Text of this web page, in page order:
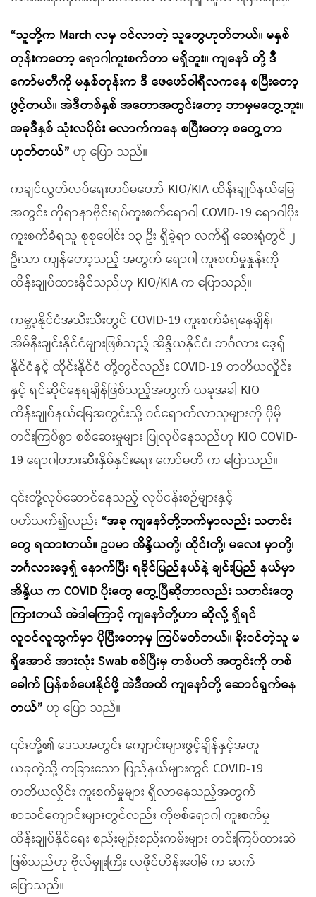
“သူတို့က March လမှ ဝင်လာတဲ့ သူတွေဟုတ်တယ်။ မနှစ်
တုန်းကတော့ ရောဂါကူးစက်တာ မရှိဘူး။ ကျနော် တို့ ဒီ
ကော်မတီကို မနှစ်တုန်းက ဒီ ဖေဖော်ဝါရီလကနေ စပြီးတော့
ဖွင့်တယ်။ အဲဒီတစ်နှစ် အတောအတွင်းတော့ ဘာမှမတွေ့ဘူး။
အခုဒီနှစ် သုံးလပိုင်း လောက်ကနေ စပြီးတော့ စတွေ့တာ
ဟုတ်တယ်” ဟု ပြော သည်။
ကချင်လွတ်လပ်ရေးတပ်မတော် KIO/KIA ထိန်းချုပ်နယ်မြေ
အတွင်း ကိုရာနာဗိုင်းရပ်ကူးစက်ရောဂါ COVID-19 ရောဂါပိုး
ကူးစက်ခံရသူ စုစုပေါင်း ၁၃ ဦး ရှိခဲ့ရာ လက်ရှိ ဆေးရုံတွင် ၂
ဦးသာ ကျန်တော့သည့် အတွက် ရောဂါ ကူးစက်မှုနှုန်းကို
ထိန်းချုပ်ထားနိုင်သည်ဟု KIO/KIA က ပြောသည်။
ကမ္ဘာ့နိုင်ငံအသီးသီးတွင် COVID-19 ကူးစက်ခံရနေချိန်၊
အိမ်နီးချင်းနိုင်ငံများဖြစ်သည့် အိန္ဒိယနိုင်ငံ၊ ဘင်္ဂလား ဒေ့ရှ်
နိုင်ငံနင့် ထိုင်းနိုင်ငံ တို့တွင်လည်း COVID-19 တတိယလှိုင်း
နှင့် ရင်ဆိုင်နေရချိန်ဖြစ်သည့်အတွက် ယခုအခါ KIO
ထိန်းချုပ်နယ်မြေအတွင်းသို့ ဝင်ရောက်လာသူများကို ပိုမို
တင်းကြပ်စွာ စစ်ဆေးမှုများ ပြုလုပ်နေသည်ဟု KIO COVID-
19 ရောဂါတားဆီးနှိမ်နှင်းရေး ကော်မတီ က ပြောသည်။
၎င်းတို့လုပ်ဆောင်နေသည့် လုပ်ငန်းစဉ်များနှင့်
ပတ်သက်၍လည်း “အခု ကျနော်တို့ဘက်မှာလည်း သတင်း
တွေ ရထားတယ်။ ဥပမာ အိန္ဒိယတို့၊ ထိုင်းတို့၊ မလေး မှာတို့၊
ဘင်္ဂလားဒေ့ရှ် နောက်ပြီး ရခိုင်ပြည်နယ်နဲ့ ချင်းပြည် နယ်မှာ
အိန္ဒိယ က COVID ပိုးတွေ တွေ့ပြီဆိုတာလည်း သတင်းတွေ
ကြားတယ် အဲဒါကြောင့် ကျနော်တို့ဟာ ဆိုလို့ ရှိရင်
လူဝင်လူထွက်မှာ ပိုပြီးတော့မှ ကြပ်မတ်တယ်။ ခိုးဝင်တဲ့သူ မ
ရှိအောင် အားလုံး Swab စစ်ပြီးမှ တစ်ပတ် အတွင်းကို တစ်
ခေါက် ပြန်စစ်ပေးနိုင်ဖို့ အဲဒီအထိ ကျနော်တို့ ဆောင်ရွက်နေ
တယ်” ဟု ပြော သည်။
၎င်းတို့၏ ဒေသအတွင်း ကျောင်းများဖွင့်ချိန်နှင့်အတူ
ယခုကဲ့သို့ တခြားသော ပြည်နယ်များတွင် COVID-19
တတိယလှိုင်း ကူးစက်မှုများ ရှိလာနေသည့်အတွက်
စာသင်ကျောင်းများတွင်လည်း ကိုဗစ်ရောဂါ ကူးစက်မှု
ထိန်းချုပ်နိုင်ရေး စည်းမျဉ်းစည်းကမ်းများ တင်းကြပ်ထားဆဲ
ဖြစ်သည်ဟု ဗိုလ်မှူးကြီး လဖိုင်ဟိန်းဝေါမ် က ဆက်
ပြောသည်။